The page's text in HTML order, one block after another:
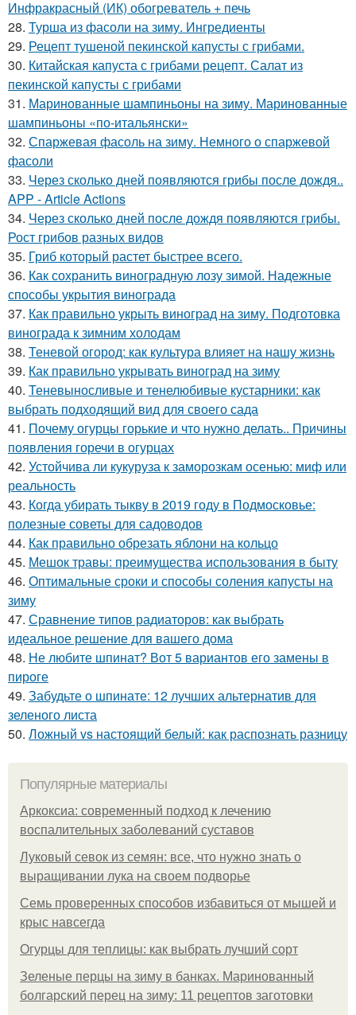
Инфракрасный (ИК) обогреватель + печь
28. Турша из фасоли на зиму. Ингредиенты
29. Рецепт тушеной пекинской капусты с грибами.
30. Китайская капуста с грибами рецепт. Салат из
пекинской капусты с грибами
31. Маринованные шампиньоны на зиму. Маринованные
шампиньоны «по-итальянски»
32. Спаржевая фасоль на зиму. Немного о спаржевой
фасоли
33. Через сколько дней появляются грибы после дождя..
APP - Article Actions
34. Через сколько дней после дождя появляются грибы.
Рост грибов разных видов
35. Гриб который растет быстрее всего.
36. Как сохранить виноградную лозу зимой. Надежные
способы укрытия винограда
37. Как правильно укрыть виноград на зиму. Подготовка
винограда к зимним холодам
38. Теневой огород: как культура влияет на нашу жизнь
39. Как правильно укрывать виноград на зиму
40. Теневыносливые и тенелюбивые кустарники: как
выбрать подходящий вид для своего сада
41. Почему огурцы горькие и что нужно делать.. Причины
появления горечи в огурцах
42. Устойчива ли кукуруза к заморозкам осенью: миф или
реальность
43. Когда убирать тыкву в 2019 году в Подмосковье:
полезные советы для садоводов
44. Как правильно обрезать яблони на кольцо
45. Мешок травы: преимущества использования в быту
46. Оптимальные сроки и способы соления капусты на
зиму
47. Сравнение типов радиаторов: как выбрать
идеальное решение для вашего дома
48. Не любите шпинат? Вот 5 вариантов его замены в
пироге
49. Забудьте о шпинате: 12 лучших альтернатив для
зеленого листа
50. Ложный vs настоящий белый: как распознать разницу
Популярные материалы
Аркоксиа: современный подход к лечению
воспалительных заболеваний суставов
Луковый севок из семян: все, что нужно знать о
выращивании лука на своем подворье
Семь проверенных способов избавиться от мышей и
крыс навсегда
Огурцы для теплицы: как выбрать лучший сорт
Зеленые перцы на зиму в банках. Маринованный
болгарский перец на зиму: 11 рецептов заготовки